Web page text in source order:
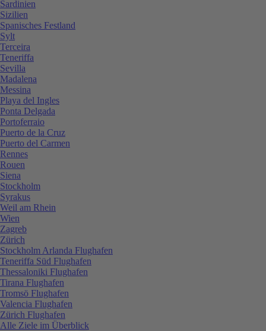
Sardinien
Sizilien
Spanisches Festland
Sylt
Terceira
Teneriffa
Sevilla
Madalena
Messina
Playa del Ingles
Ponta Delgada
Portoferraio
Puerto de la Cruz
Puerto del Carmen
Rennes
Rouen
Siena
Stockholm
Syrakus
Weil am Rhein
Wien
Zagreb
Zürich
Stockholm Arlanda Flughafen
Teneriffa Süd Flughafen
Thessaloniki Flughafen
Tirana Flughafen
Tromsö Flughafen
Valencia Flughafen
Zürich Flughafen
Alle Ziele im Überblick